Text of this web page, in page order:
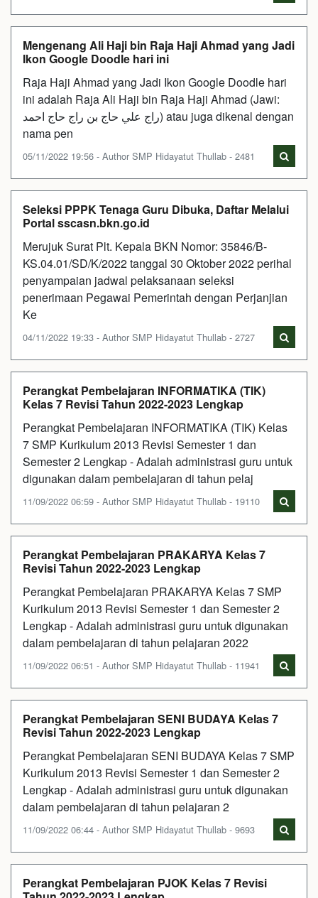
Mengenang Ali Haji bin Raja Haji Ahmad yang Jadi
Ikon Google Doodle hari ini
Raja Haji Ahmad yang Jadi Ikon Google Doodle hari
ini adalah Raja Ali Haji bin Raja Haji Ahmad (Jawi:
راج علي حاج بن راج حاج احمد) atau juga dikenal dengan
nama pen
05/11/2022 19:56 - Author SMP Hidayatut Thullab - 2481
Seleksi PPPK Tenaga Guru Dibuka, Daftar Melalui
Portal sscasn.bkn.go.id
Merujuk Surat Plt. Kepala BKN Nomor: 35846/B-
KS.04.01/SD/K/2022 tanggal 30 Oktober 2022 perihal
penyampaian jadwal pelaksanaan seleksi
penerimaan Pegawai Pemerintah dengan Perjanjian
Ke
04/11/2022 19:33 - Author SMP Hidayatut Thullab - 2727
Perangkat Pembelajaran INFORMATIKA (TIK)
Kelas 7 Revisi Tahun 2022-2023 Lengkap
Perangkat Pembelajaran INFORMATIKA (TIK) Kelas
7 SMP Kurikulum 2013 Revisi Semester 1 dan
Semester 2 Lengkap - Adalah administrasi guru untuk
digunakan dalam pembelajaran di tahun pelaj
11/09/2022 06:59 - Author SMP Hidayatut Thullab - 19110
Perangkat Pembelajaran PRAKARYA Kelas 7
Revisi Tahun 2022-2023 Lengkap
Perangkat Pembelajaran PRAKARYA Kelas 7 SMP
Kurikulum 2013 Revisi Semester 1 dan Semester 2
Lengkap - Adalah administrasi guru untuk digunakan
dalam pembelajaran di tahun pelajaran 2022
11/09/2022 06:51 - Author SMP Hidayatut Thullab - 11941
Perangkat Pembelajaran SENI BUDAYA Kelas 7
Revisi Tahun 2022-2023 Lengkap
Perangkat Pembelajaran SENI BUDAYA Kelas 7 SMP
Kurikulum 2013 Revisi Semester 1 dan Semester 2
Lengkap - Adalah administrasi guru untuk digunakan
dalam pembelajaran di tahun pelajaran 2
11/09/2022 06:44 - Author SMP Hidayatut Thullab - 9693
Perangkat Pembelajaran PJOK Kelas 7 Revisi